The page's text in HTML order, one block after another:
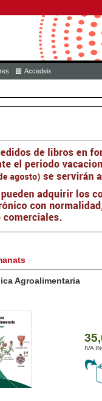
Accedeix
Agroalimentaria
IVA